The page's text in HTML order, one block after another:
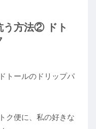
う方法② ドト
トールのドリップパ
ク便に、私の好きな